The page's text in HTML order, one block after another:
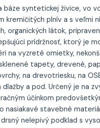
báze syntetickej živice, vo
kremičitých plnív a s veľmi
organických látok,
prídržnosť, ktorý je
na vyzreté omietky,
tapety, drevené,
na drevotriesku, na
a pod. Určený je na
účinkom
nasiakavé stavebné
nelepivý podklad s